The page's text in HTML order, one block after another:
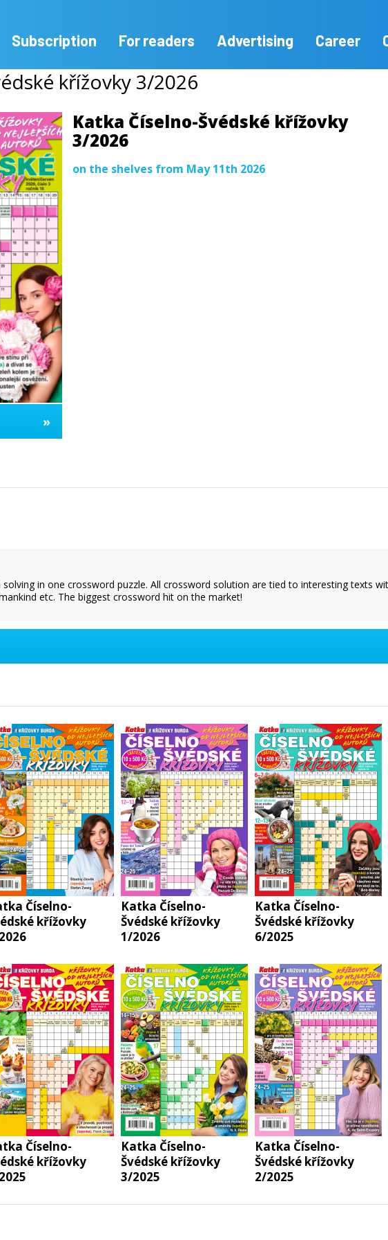
Subscription For readers Advertising Career
křížovky 3/2026
»
Katka Číselno-Švédské křížovky
3/2026
on the shelves from May 11th 2026
solving in one crossword puzzle. All crossword solution are tied to interesting texts
etc. The biggest crossword hit on the market!
Číselno-
křížovky
Katka Číselno-
Švédské křížovky
1/2026
Katka Číselno-
Švédské křížovky
6/2025
Číselno-
křížovky
Katka Číselno-
Švédské křížovky
3/2025
Katka Číselno-
Švédské křížovky
2/2025